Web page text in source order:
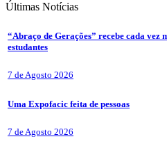
Últimas Notícias
“Abraço de Gerações” recebe cada vez
estudantes
7 de Agosto 2026
Uma Expofacic feita de pessoas
7 de Agosto 2026